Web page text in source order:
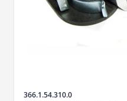
Artikelnr.
366.1.54.310.0